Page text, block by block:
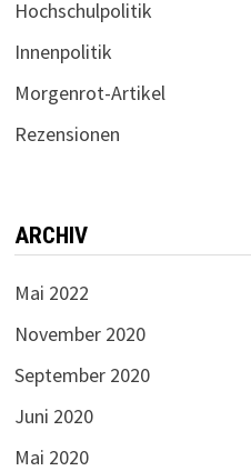
Hochschulpolitik
Innenpolitik
Morgenrot-Artikel
Rezensionen
ARCHIV
Mai 2022
November 2020
September 2020
Juni 2020
Mai 2020